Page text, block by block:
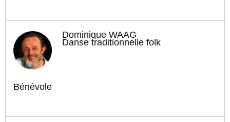
Dominique WAAG
Danse traditionnelle folk
Bénévole